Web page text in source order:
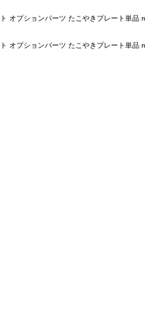
オプションパーツ たこやきプレート単品
オプションパーツ たこやきプレート単品